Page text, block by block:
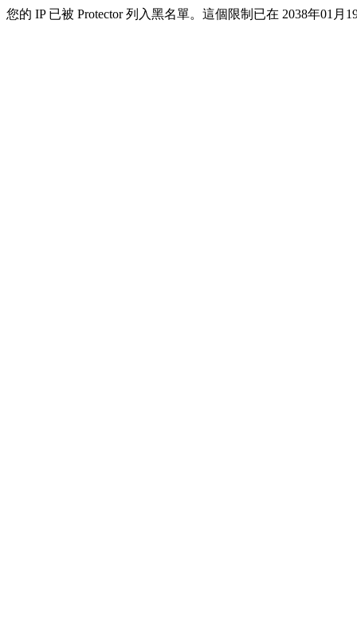
您的 IP 已被 Protector 列入黑名單。這個限制已在 2038年01月